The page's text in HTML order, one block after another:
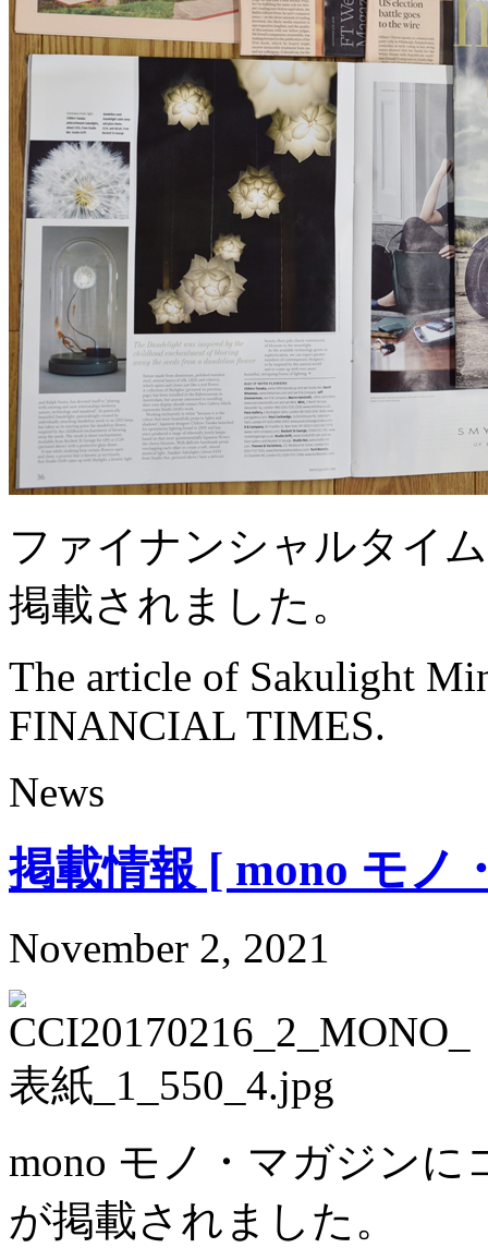
ファイナンシャルタイ
掲載されました。
The article of Sakulight
FINANCIAL TIMES.
News
掲載情報 [ mono モノ
November 2, 2021
mono モノ・マガジン
が掲載されました。